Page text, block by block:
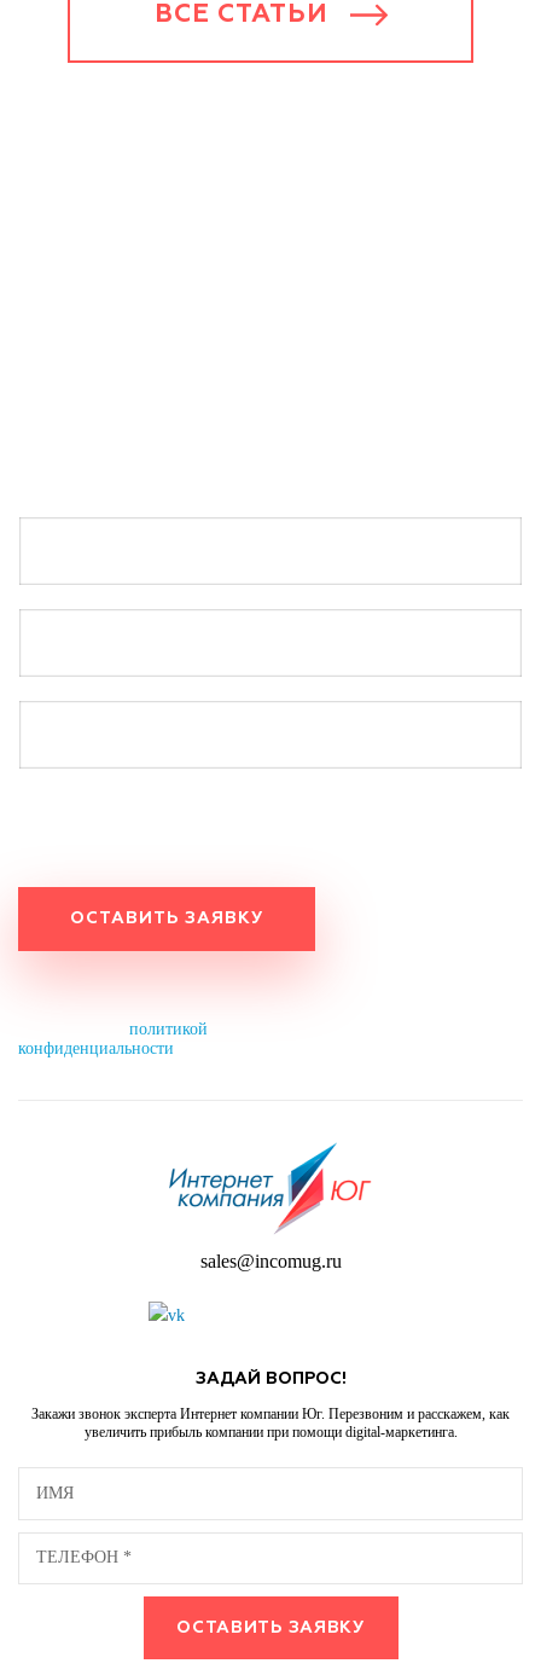
ВСЕ СТАТЬИ
политикой
конфиденциальности
sales@incomug.ru
ЗАДАЙ ВОПРОС!
Закажи звонок эксперта Интернет компании Юг. Перезвоним и расскажем, как
увеличить прибыль компании при помощи digital-маркетинга.